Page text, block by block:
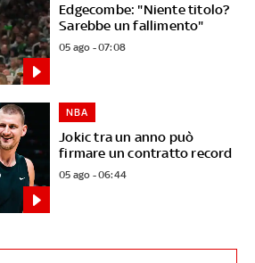
Edgecombe: "Niente titolo?
Sarebbe un fallimento"
05 ago - 07:08
Jokic tra un anno può
firmare un contratto record
NBA
05 ago - 06:44